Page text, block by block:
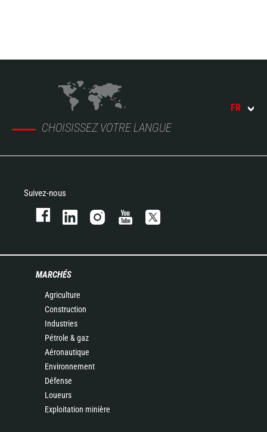
CHOISISSEZ VOTRE LANGUE
FR
Suivez-nous
MARCHÉS
Agriculture
Construction
Industries
Pétrole & gaz
Aéronautique
Environnement
Défense
Loueurs
Exploitation minière